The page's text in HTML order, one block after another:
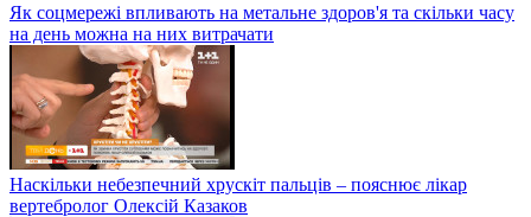
Як соцмережі впливають на метальне здоров'я та скільки часу
на день можна на них витрачати
Наскільки небезпечний хрускіт пальців – пояснює лікар
вертебролог Олексій Казаков